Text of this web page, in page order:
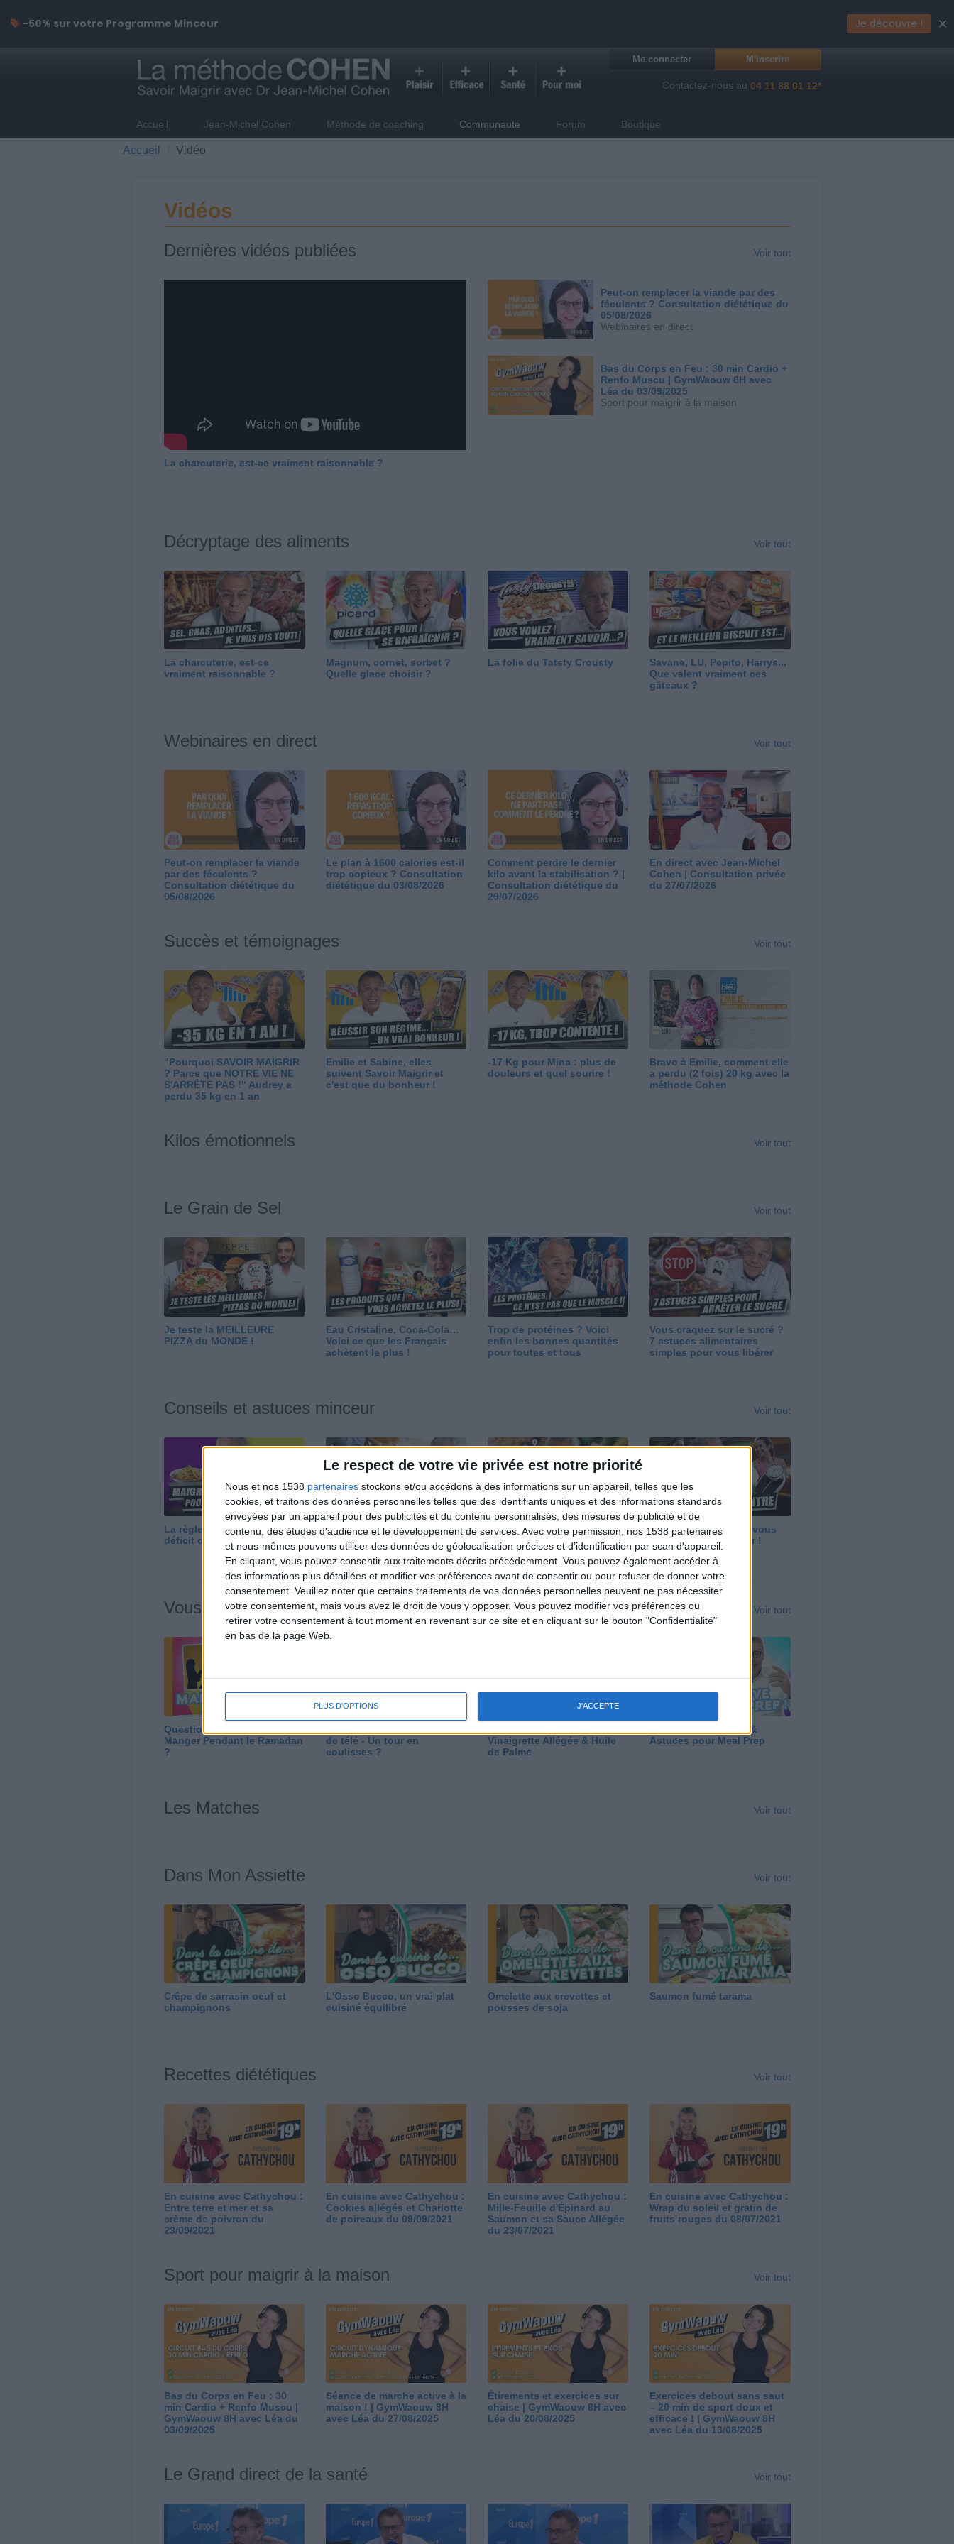
Le respect de votre vie privée est notre priorité
Nous et nos 1538 partenaires stockons et/ou accédons à des informations sur un appareil, telles que les
cookies, et traitons des données personnelles telles que des identifiants uniques et des informations standards
envoyées par un appareil pour des publicités et du contenu personnalisés, des mesures de publicité et de
contenu, des études d'audience et le développement de services. Avec votre permission, nos 1538 partenaires
et nous-mêmes pouvons utiliser des données de géolocalisation précises et d’identification par scan d'appareil.
En cliquant, vous pouvez consentir aux traitements décrits précédemment. Vous pouvez également accéder à
des informations plus détaillées et modifier vos préférences avant de consentir ou pour refuser de donner votre
consentement. Veuillez noter que certains traitements de vos données personnelles peuvent ne pas nécessiter
votre consentement, mais vous avez le droit de vous y opposer. Vous pouvez modifier vos préférences ou
retirer votre consentement à tout moment en revenant sur ce site et en cliquant sur le bouton "Confidentialité"
en bas de la page Web.
PLUS D'OPTIONS J'ACCEPTE
Me connecter M'inscrire
Contactez-nous au 04 11 88 01 12*
Accueil Jean-Michel Cohen Méthode de coaching Communauté Forum Boutique
Accueil Vidéo
Vidéos
Dernières vidéos publiées Voir tout
La charcuterie, est-ce vraiment raisonnable ?
Peut-on remplacer la viande par des
féculents ? Consultation diététique du
05/08/2026
Webinaires en direct
Bas du Corps en Feu : 30 min Cardio +
Renfo Muscu | GymWaouw 8H avec
Léa du 03/09/2025
Sport pour maigrir à la maison
Décryptage des aliments Voir tout
La charcuterie, est-ce
vraiment raisonnable ?
Magnum, cornet, sorbet ?
Quelle glace choisir ?
La folie du Tatsty Crousty
Savane, LU, Pepito, Harrys...
Que valent vraiment ces
gâteaux ?
Webinaires en direct Voir tout
Peut-on remplacer la viande
par des féculents ?
Consultation diététique du
05/08/2026
Le plan à 1600 calories est-il
trop copieux ? Consultation
diététique du 03/08/2026
Comment perdre le dernier
kilo avant la stabilisation ? |
Consultation diététique du
29/07/2026
En direct avec Jean-Michel
Cohen | Consultation privée
du 27/07/2026
Succès et témoignages Voir tout
"Pourquoi SAVOIR MAIGRIR
? Parce que NOTRE VIE NE
S'ARRÊTE PAS !" Audrey a
perdu 35 kg en 1 an
Emilie et Sabine, elles
suivent Savoir Maigrir et
c'est que du bonheur !
-17 Kg pour Mina : plus de
douleurs et quel sourire !
Bravo à Emilie, comment elle
a perdu (2 fois) 20 kg avec la
méthode Cohen
Kilos émotionnels Voir tout
Le Grain de Sel Voir tout
Je teste la MEILLEURE
PIZZA du MONDE !
Eau Cristaline, Coca-Cola…
Voici ce que les Français
achètent le plus !
Trop de protéines ? Voici
enfin les bonnes quantités
pour toutes et tous
Vous craquez sur le sucré ?
7 astuces alimentaires
simples pour vous libérer
Conseils et astuces minceur Voir tout
La règle N°1 pour maigrir : le
déficit calorique
Perdre 10 kg : ma méthode
est imparable
Et après la perte de poids ?
Je fais comment ?
Maigrir vite ? Ce que vous
devez vraiment savoir !
Vous m'avez demandé Voir tout
Question/Réponse : Que
Manger Pendant le Ramadan
?
de télé - Un tour en
coulisses ?
Vinaigrette Allégée & Huile
de Palme
Panga, Huile d'Olive &
Astuces pour Meal Prep
Les Matches Voir tout
Dans Mon Assiette Voir tout
Crêpe de sarrasin oeuf et
champignons
L'Osso Bucco, un vrai plat
cuisiné équilibré
Omelette aux crevettes et
pousses de soja
Saumon fumé tarama
Recettes diététiques Voir tout
En cuisine avec Cathychou :
Entre terre et mer et sa
crème de poivron du
23/09/2021
En cuisine avec Cathychou :
Cookies allégés et Charlotte
de poireaux du 09/09/2021
En cuisine avec Cathychou :
Mille-Feuille d'Épinard au
Saumon et sa Sauce Allégée
du 23/07/2021
En cuisine avec Cathychou :
Wrap du soleil et gratin de
fruits rouges du 08/07/2021
Sport pour maigrir à la maison Voir tout
Bas du Corps en Feu : 30
min Cardio + Renfo Muscu |
GymWaouw 8H avec Léa du
03/09/2025
Séance de marche active à la
maison ! | GymWaouw 8H
avec Léa du 27/08/2025
Étirements et exercices sur
chaise | GymWaouw 8H avec
Léa du 20/08/2025
Exercices debout sans saut
– 20 min de sport doux et
efficace ! | GymWaouw 8H
avec Léa du 13/08/2025
Le Grand direct de la santé Voir tout
-50% sur votre Programme Minceur Je découvre ! ×